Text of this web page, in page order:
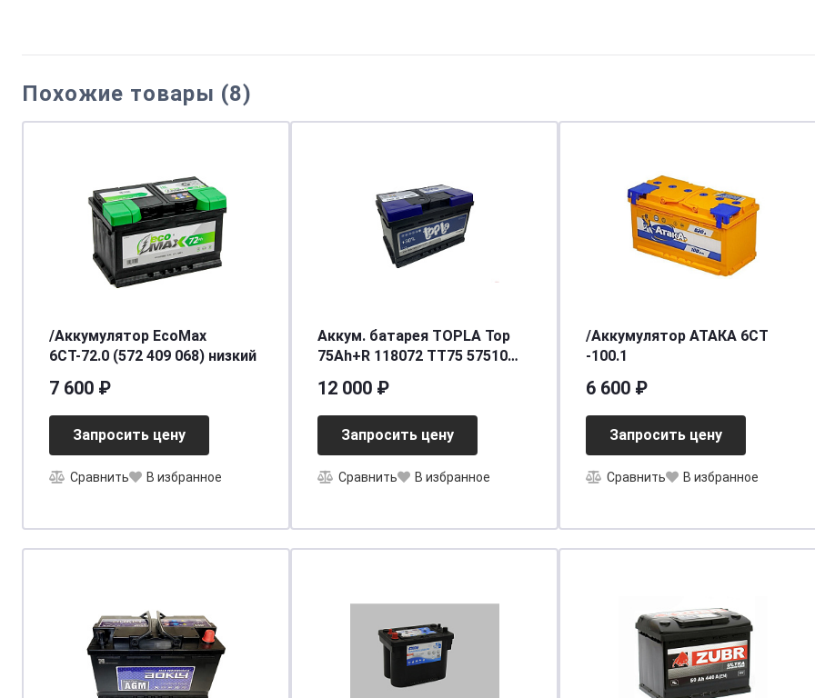
Похожие товары (8)
/Аккумулятор EcoMax
6СТ-72.0 (572 409 068) низкий
7 600 ₽
Запросить цену
Сравнить В избранное
Аккум. батарея TOPLA Top
75Ah+R 118072 TT75 57510
12 000 ₽
Запросить цену
Сравнить В избранное
/Аккумулятор АТАКА 6СТ
-100.1
6 600 ₽
Запросить цену
Сравнить В избранное